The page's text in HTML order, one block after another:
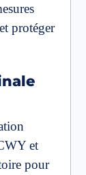
protéger
et
pour